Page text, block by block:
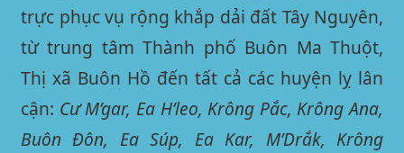
trực phục vụ rộng khắp dải đất Tây Nguyên,
từ trung tâm Thành phố Buôn Ma Thuột,
Thị xã Buôn Hồ đến tất cả các huyện lỵ lân
cận: Cư M’gar, Ea H’leo, Krông Pắc, Krông Ana,
Buôn Đôn, Ea Súp, Ea Kar, M’Drắk, Krông